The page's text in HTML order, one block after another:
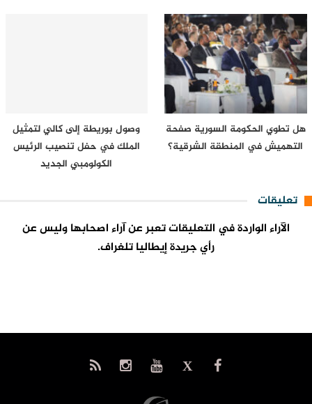
هل تطوي الحكومة السورية صفحة
التهميش في المنطقة الشرقية؟
وصول بوريطة إلى كالي لتمثيل
الملك في حفل تنصيب الرئيس
الكولومبي الجديد
تعليقات
الآراء الواردة في التعليقات تعبر عن آراء اصحابها وليس عن
رأي جريدة إيطاليا تلغراف.